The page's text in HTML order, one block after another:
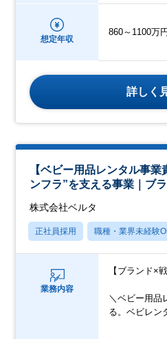
想定年収
860～1100万
詳しく
【ベビー用品レンタル事
ンフラ”を支える事業｜ブ
株式会社ベルタ
正社員採用 職種・業界未経験
業務内容
【ブランド×
＼ベビー用品
る。ベビレン